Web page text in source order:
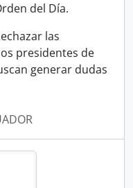
del Día.
las
presidentes de
generar dudas